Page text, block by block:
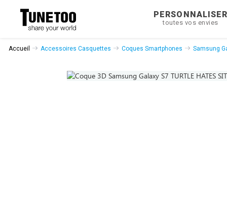
toutes vos envies
Accueil Accessoires Casquettes Coques Smartphones Samsung